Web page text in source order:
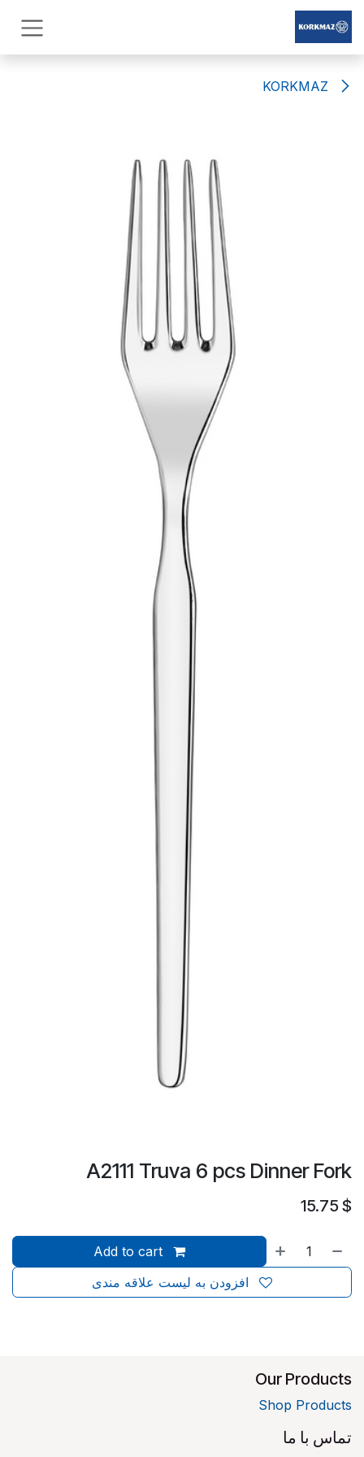
Skip to Content
A2111 Truva 6 pcs Dinner Fork
$
15.75
Add to cart
افزودن به لیست علاقه مندی
Our Products
Shop Products
تماس با ما